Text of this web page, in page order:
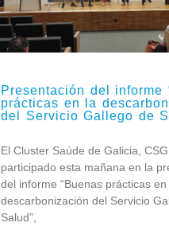
Presentación del informe
prácticas en la
del Servicio Gallego de
El Cluster Saúde de Galicia,
participado esta mañana en la
del informe “Buenas prácticas en
descarbonización del Servicio
Salud”,